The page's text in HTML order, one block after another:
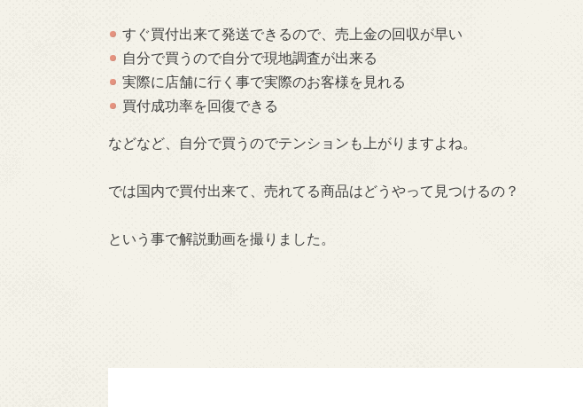
すぐ買付出来て発送できるので、売上金の回収が早い
自分で買うので自分で現地調査が出来る
実際に店舗に行く事で実際のお客様を見れる
買付成功率を回復できる
などなど、自分で買うのでテンションも上がりますよね。
では国内で買付出来て、売れてる商品はどうやって見つけるの？
という事で解説動画を撮りました。